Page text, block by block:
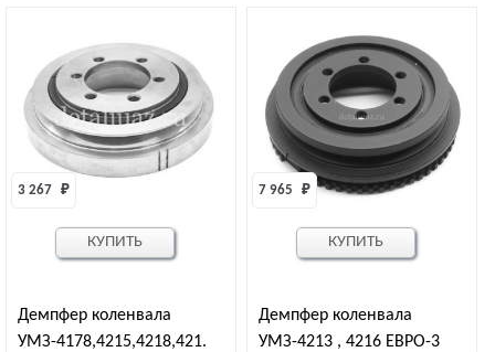
Демпфер коленвала
УМЗ-4178,4215,4218,421.
3 267 ₽
КУПИТЬ
Демпфер коленвала
УМЗ-4213 , 4216 ЕВРО-3
7 965 ₽
КУПИТЬ